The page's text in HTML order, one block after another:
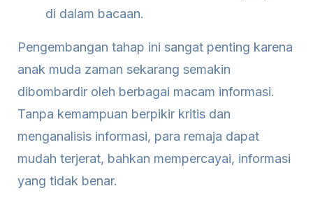
di dalam bacaan.
Pengembangan tahap ini sangat penting karena
anak muda zaman sekarang semakin
dibombardir oleh berbagai macam informasi.
Tanpa kemampuan berpikir kritis dan
menganalisis informasi, para remaja dapat
mudah terjerat, bahkan mempercayai, informasi
yang tidak benar.